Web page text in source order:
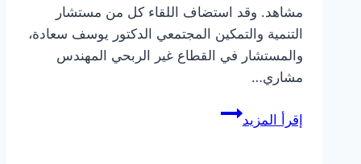
مشاهد. وقد استضاف اللقاء كل من مستشار
التنمية والتمكين المجتمعي الدكتور يوسف سعادة،
والمستشار في القطاع غير الربحي المهندس
مشاري…
إقرأ المزيدجمعية